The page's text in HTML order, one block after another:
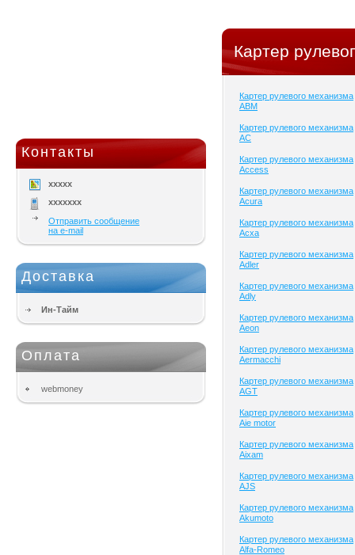
Контакты
xxxxx
xxxxxxx
Отправить сообщение
на e-mail
Доставка
Ин-Тайм
Оплата
webmoney
Картер
Картер рулевого механизма
ABM
Картер рулевого механизма
AC
Картер рулевого механизма
Access
Картер рулевого механизма
Acura
Картер рулевого механизма
Acxa
Картер рулевого механизма
Adler
Картер рулевого механизма
Adly
Картер рулевого механизма
Aeon
Картер рулевого механизма
Aermacchi
Картер рулевого механизма
AGT
Картер рулевого механизма
Aie motor
Картер рулевого механизма
Aixam
Картер рулевого механизма
AJS
Картер рулевого механизма
Akumoto
Картер рулевого механизма
Alfa-Romeo